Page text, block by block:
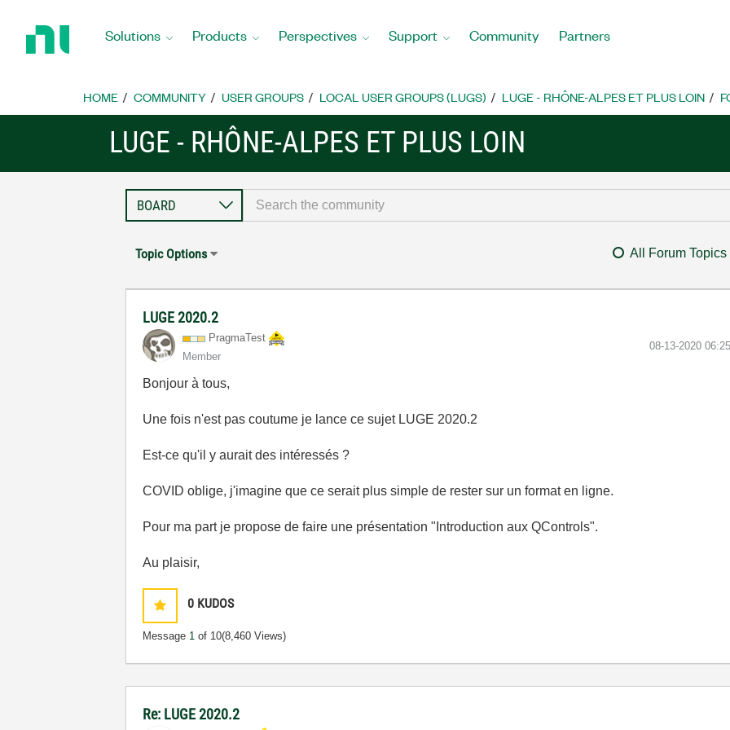
Home
Solutions Products Perspectives Support Community Partners
HOME COMMUNITY USER GROUPS LOCAL USER GROUPS (LUGS) LUGE - RHÔNE-ALPES ET PLUS LOIN
LUGE - RHÔNE-ALPES ET PLUS LOIN
Topic Options All Forum Topics
LUGE 2020.2
PragmaTest
Member
‎08-13-2020
Bonjour à tous,
Une fois n'est pas coutume je lance ce sujet LUGE 2020.2
Est-ce qu'il y aurait des intéressés ?
COVID oblige, j'imagine que ce serait plus simple de rester sur un format en ligne.
Pour ma part je propose de faire une présentation "Introduction aux QControls".
Au plaisir,
0 KUDOS
Message 1 of 10(8,460 Views)
Re: LUGE 2020.2